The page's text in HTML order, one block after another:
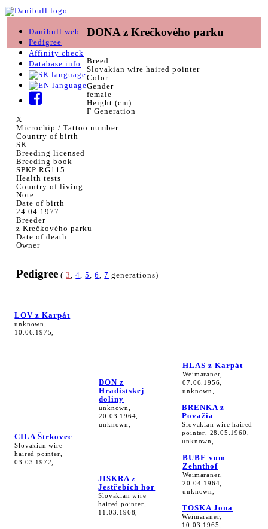
Danibull web
Pedigree
Affinity check
Database info
DONA z Krečkového parku
Breed
Slovakian wire haired pointer
Color
Gender
female
Height (cm)
F Generation
X
Microchip / Tattoo number
Country of birth
SK
Breeding licensed
Breeding book
SPKP RG115
Health tests
Country of living
Note
Date of birth
24.04.1977
Breeder
z Krečkového parku
Date of death
Owner
Pedigree (3,4,5,6,7 generations)
LOV z Karpát
unknown,
10.06.1975,
CILA Štrkovec
Slovakian wire
haired pointer,
03.03.1972,
DON z
Hradistskej
doliny
unknown,
20.03.1964,
unknown,
HLAS z Karpát
Weimaraner,
07.06.1956,
unknown,
BRENKA z
Považia
Slovakian wire haired
pointer, 28.05.1960,
unknown,
JISKRA z
Jestřebích hor
Slovakian wire
haired pointer,
11.03.1968,
BUBE vom
Zehnthof
Weimaraner,
20.04.1964,
unknown,
TOSKA Jona
Weimaraner,
10.03.1965,